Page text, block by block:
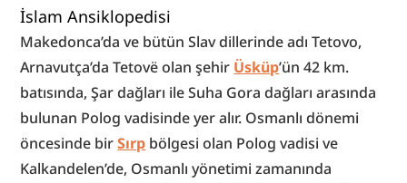
İslam Ansiklopedisi
Makedonca’da ve bütün Slav dillerinde adı Tetovo,
Arnavutça’da Tetovë olan şehir Üsküp’ün 42 km.
batısında, Şar dağları ile Suha Gora dağları arasında
bulunan Polog vadisinde yer alır. Osmanlı dönemi
öncesinde bir Sırp bölgesi olan Polog vadisi ve
Kalkandelen’de, Osmanlı yönetimi zamanında